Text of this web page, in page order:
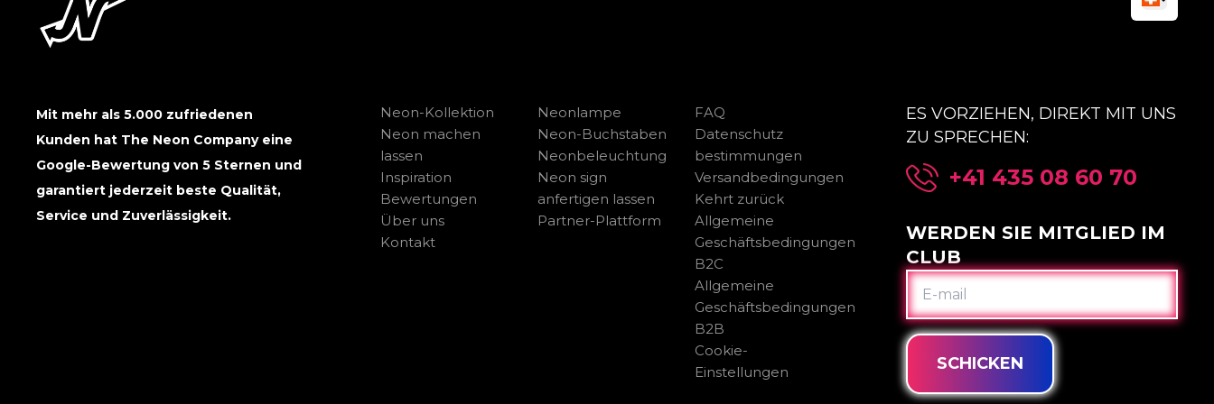
Mit mehr als 5.000 zufriedenen
Kunden hat The Neon Company eine
Google-Bewertung von 5 Sternen und
garantiert jederzeit beste Qualität,
Service und Zuverlässigkeit.
Neon-Kollektion
Neon machen
lassen
Inspiration
Bewertungen
Über uns
Kontakt
Neonlampe
Neon-Buchstaben
Neonbeleuchtung
Neon sign
anfertigen lassen
Partner-Plattform
FAQ
Datenschutz
bestimmungen
Versandbedingungen
Kehrt zurück
Allgemeine
Geschäftsbedingungen
B2C
Allgemeine
Geschäftsbedingungen
B2B
Cookie-
Einstellungen
ES VORZIEHEN, DIREKT MIT UNS
ZU SPRECHEN:
+41 435 08 60 70
WERDEN SIE MITGLIED IM
CLUB
E-
MAIL
SCHICKEN